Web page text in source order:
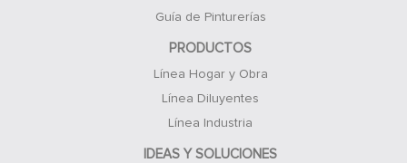
Guía de Pinturerías
PRODUCTOS
Línea Hogar y Obra
Línea Diluyentes
Línea Industria
IDEAS Y SOLUCIONES